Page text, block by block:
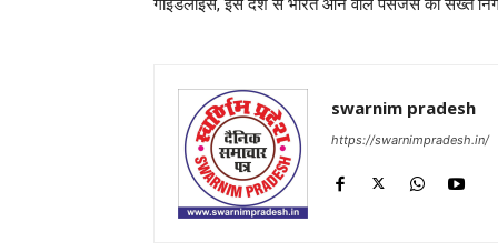
गाइडलाइंस, इस देश से भारत आने वाले पैसेंजर्स की सख्त
swarnim pradesh
https://swarnimpradesh.in/